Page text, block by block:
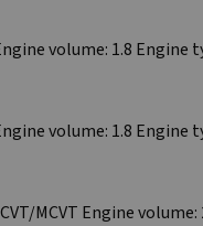
volume: 1.8 Engine
volume: 1.8 Engine
MCVT Engine volume: